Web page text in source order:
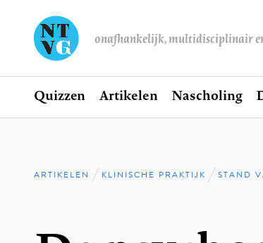
onafhankelijk, multidisciplinair
Hoofdnavigatie
Home
Quizzen Artikelen Nascholing
Kruimelpad
ARTIKELEN KLINISCHE PRAKTIJK STAND